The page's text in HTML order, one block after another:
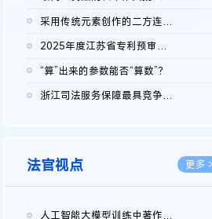
采用传统元素创作的二方连续装饰图案作品的独创性及侵权对比认定
2025年度江苏省专利预审典型案例
“算”出来的参数能否“算数”？
浙江司法服务保障最具竞争力营商环境建设典型案例（第二批）含侵...
法官视点 更多
人工智能大模型训练中著作权的合理使用